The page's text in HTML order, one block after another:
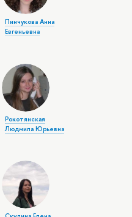
Пинчукова Анна
Евгеньевна
Рокотянская
Людмила Юрьевна